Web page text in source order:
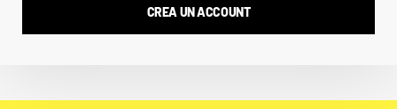
CREA UN ACCOUNT